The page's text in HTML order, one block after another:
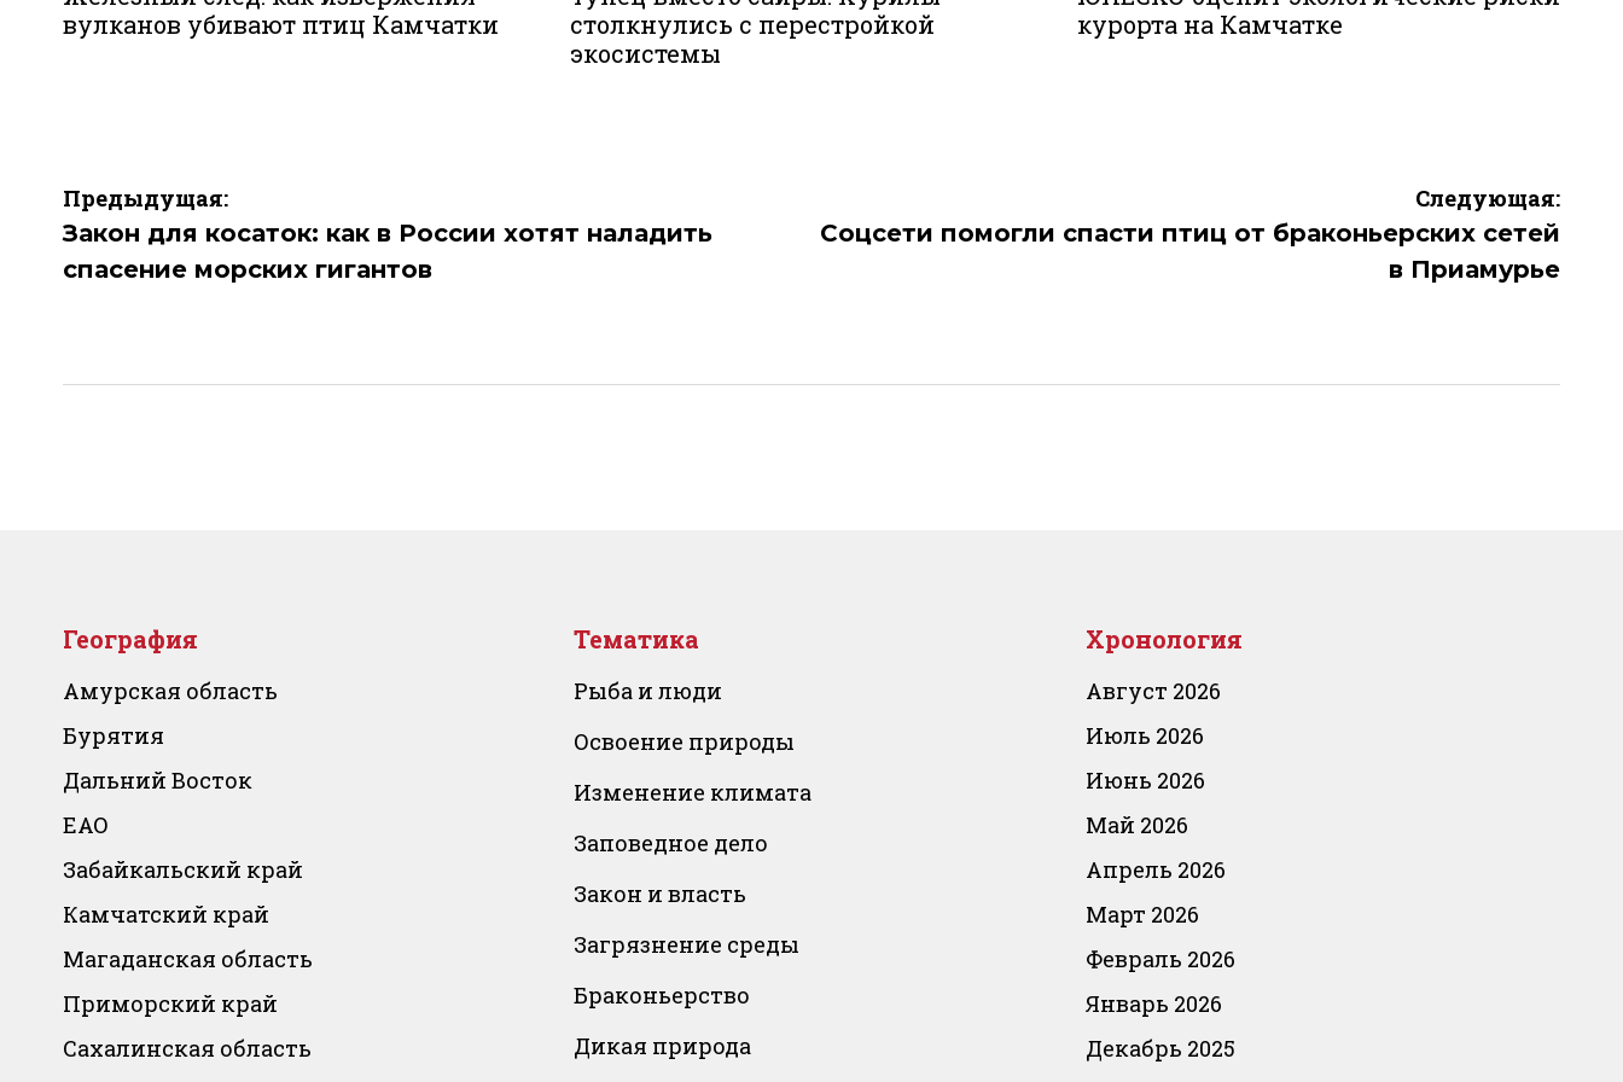
вулканов убивают птиц Камчатки
столкнулись с перестройкой
экосистемы
курорта на Камчатке
Навигация
по
записям
Предыдущая:
Закон для косаток: как в России хотят наладить
спасение морских гигантов
Следующая:
Соцсети помогли спасти птиц от браконьерских сетей
в Приамурье
География
Амурская область
Бурятия
Дальний Восток
ЕАО
Забайкальский край
Камчатский край
Магаданская область
Приморский край
Сахалинская область
Тематика
Рыба и люди
Освоение природы
Изменение климата
Заповедное дело
Закон и власть
Загрязнение среды
Браконьерство
Дикая природа
Хронология
Август 2026
Июль 2026
Июнь 2026
Май 2026
Апрель 2026
Март 2026
Февраль 2026
Январь 2026
Декабрь 2025